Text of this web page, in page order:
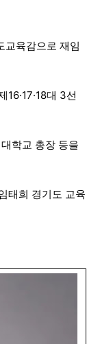
교육감으로 재임
대 3선
학교 총장 등을
태희 경기도 교육